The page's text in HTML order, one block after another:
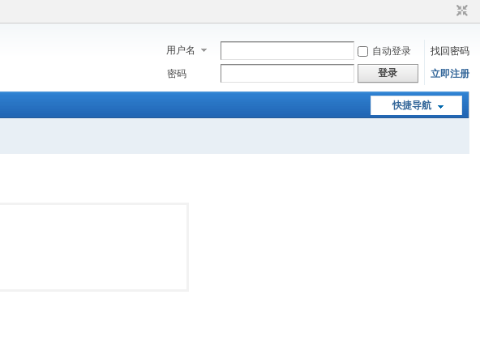
用户名 自动登录
找回密码
密码
登录 立即注册
快捷导航